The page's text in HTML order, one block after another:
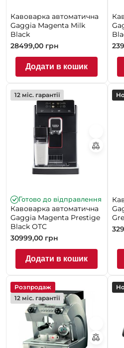
Кавоварка автоматична
Gaggia Magenta Milk
Black
28499,00 грн
Додати в кошик
12 міс. гарантії
Готово до відправлення
Кавоварка автоматична
Gaggia Magenta Prestige
Black OTC
30999,00 грн
Додати в кошик
Розпродаж
12 міс. гарантії